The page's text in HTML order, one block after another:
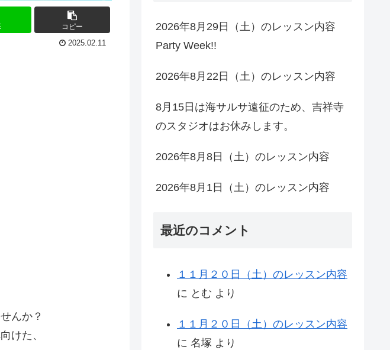
コピー
2025.02.11
んか？
けた、
2026年8月29日（土）のレッスン内容
Party Week!!
2026年8月22日（土）のレッスン内容
8月15日は海サルサ遠征のため、吉祥寺
のスタジオはお休みします。
2026年8月8日（土）のレッスン内容
2026年8月1日（土）のレッスン内容
最近のコメント
１１月２０日（土）のレッスン内容
に とむ より
１１月２０日（土）のレッスン内容
に 名塚 より